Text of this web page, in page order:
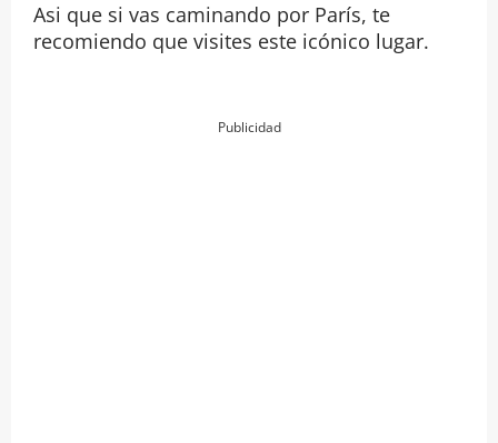
Asi que si vas caminando por París, te
recomiendo que visites este icónico lugar.
Publicidad